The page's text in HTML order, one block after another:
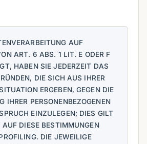
AUF
ART. 6 ABS. 1 LIT. E ODER F
HABEN SIE JEDERZEIT DAS
DIE SICH AUS IHRER
ERGEBEN, GEGEN DIE
IHRER PERSONENBEZOGENEN
EINZULEGEN; DIES GILT
DIESE BESTIMMUNGEN
DIE JEWEILIGE